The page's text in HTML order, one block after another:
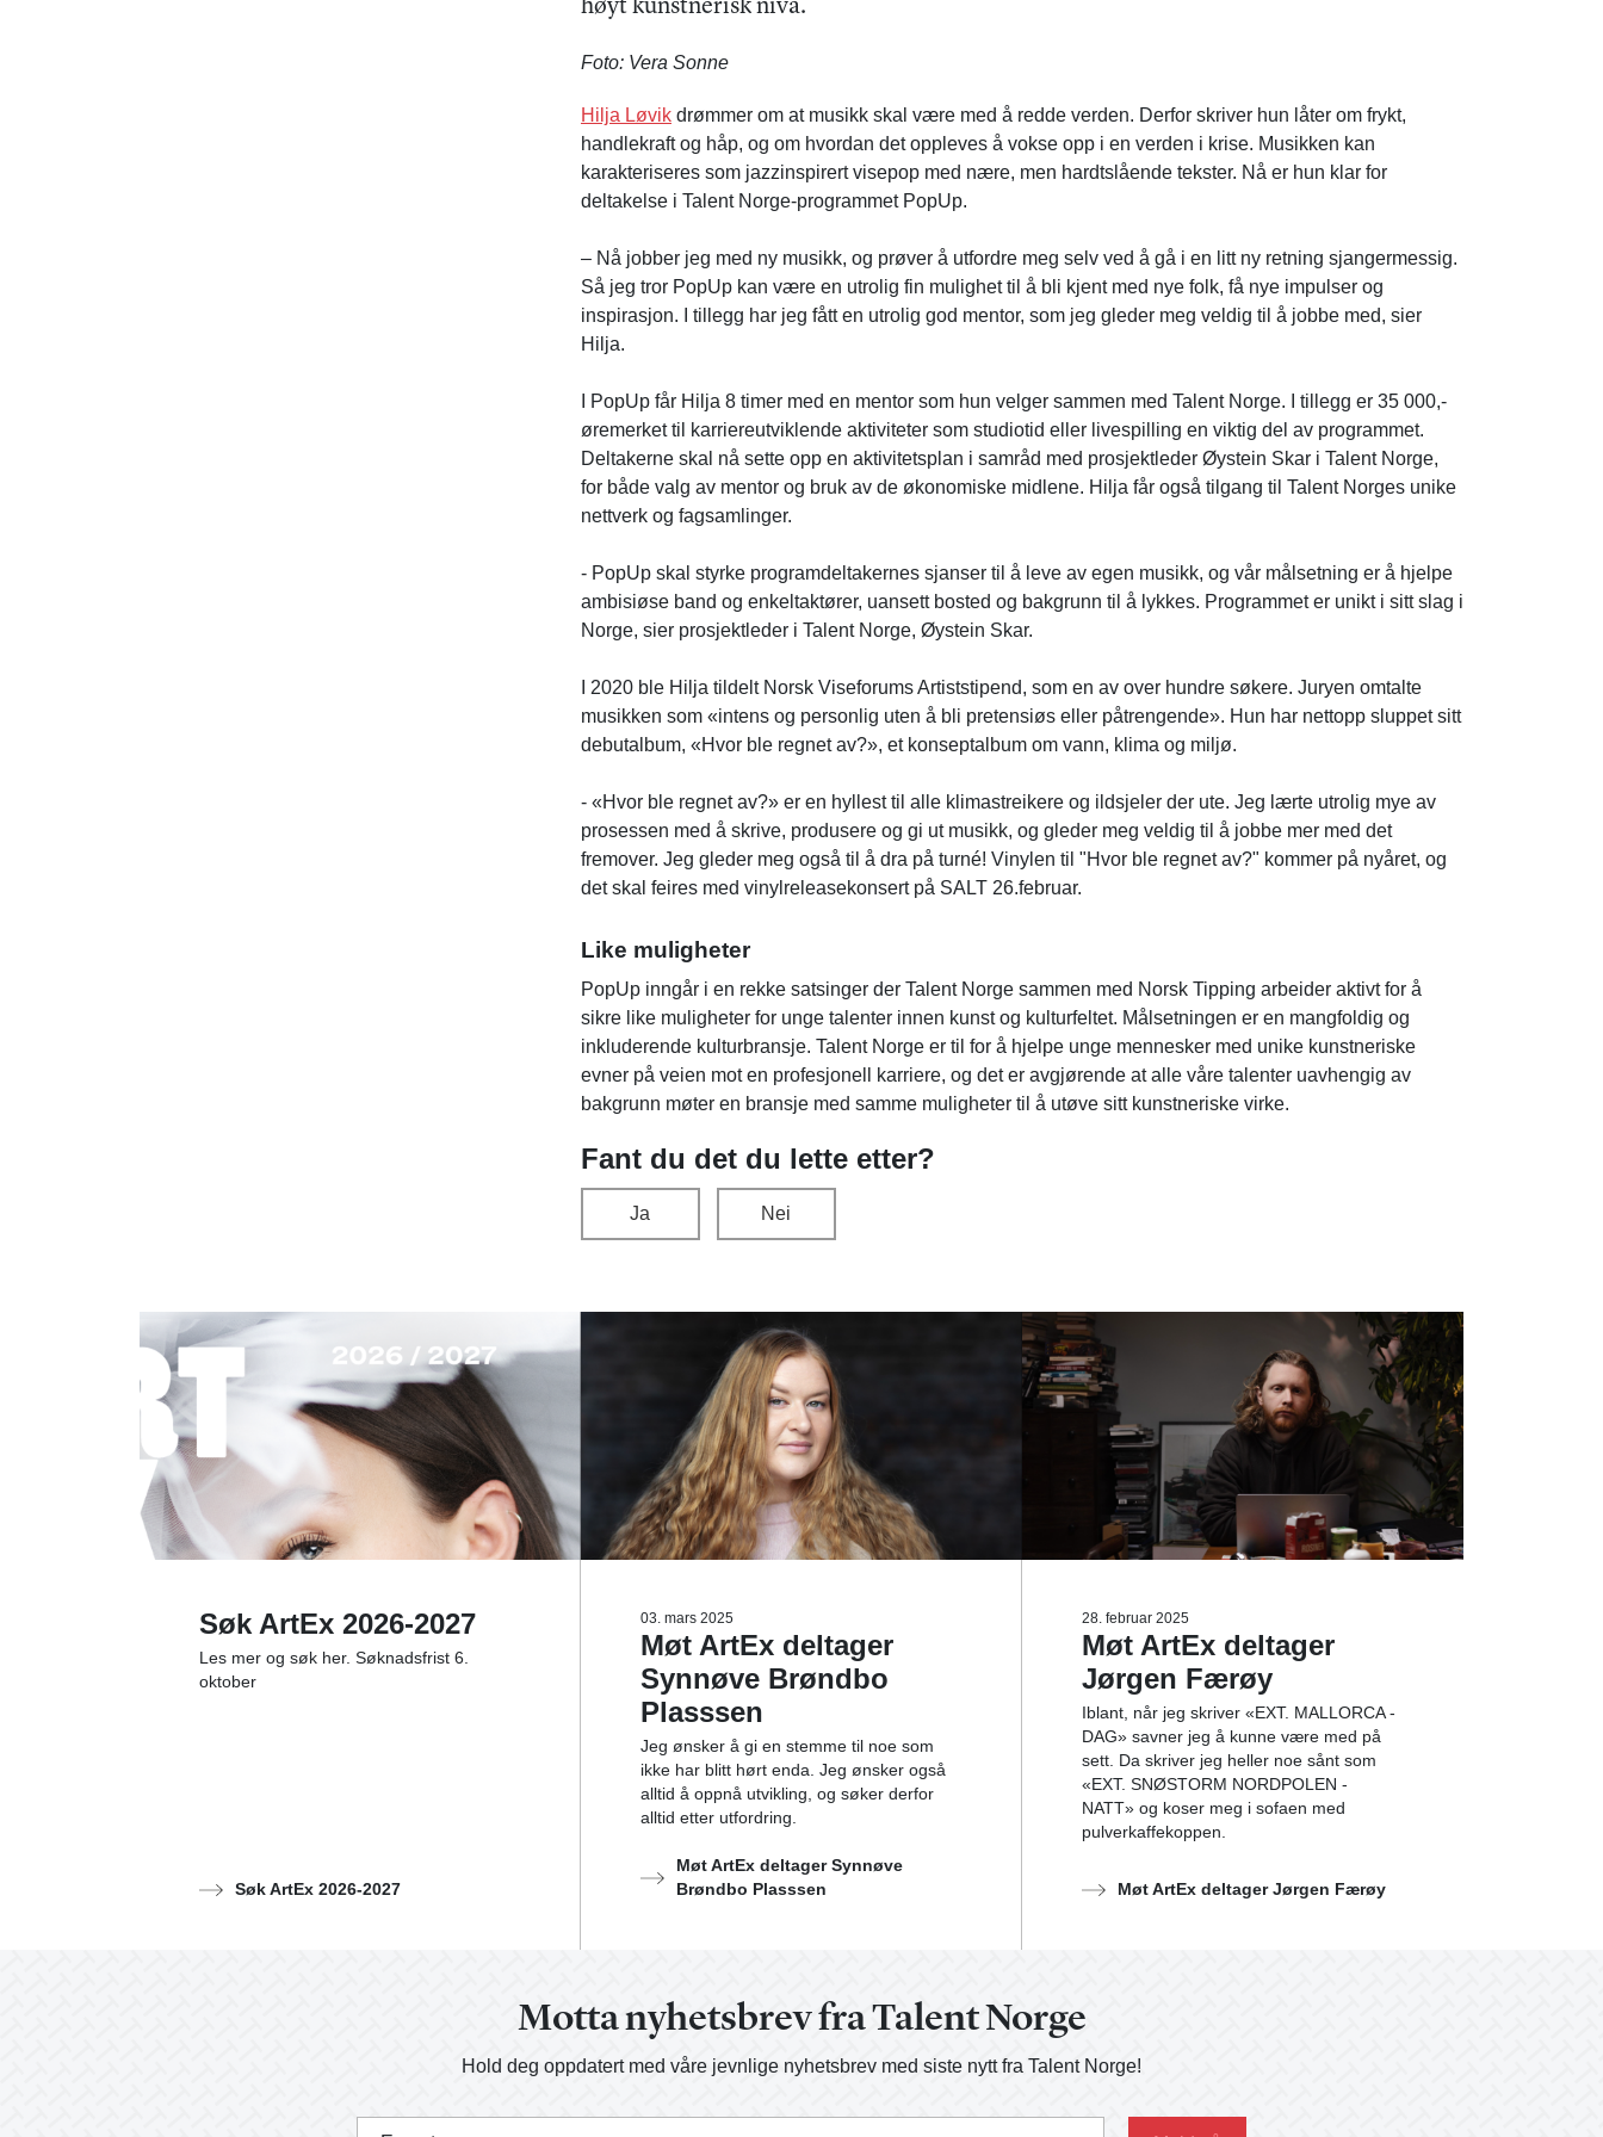
høyt kunstnerisk nivå.
Foto: Vera Sonne
Hilja Løvikdrømmer om at musikk skal være med å redde verden. Derfor skriver hun låter om frykt,
handlekraft og håp, og om hvordan det oppleves å vokse opp i en verden i krise. Musikken kan
karakteriseres som jazzinspirert visepop med nære, men hardtslående tekster. Nå er hun klar for
deltakelse i Talent Norge-programmet PopUp.
– Nå jobber jeg med ny musikk, og prøver å utfordre meg selv ved å gå i en litt ny retning sjangermessig.
Så jeg tror PopUp kan være en utrolig fin mulighet til å bli kjent med nye folk, få nye impulser og
inspirasjon. I tillegg har jeg fått en utrolig god mentor, som jeg gleder meg veldig til å jobbe med, sier
Hilja.
I PopUp får Hilja 8 timer med en mentor som hun velger sammen med Talent Norge. I tillegg er 35 000,-
øremerket til karriereutviklende aktiviteter som studiotid eller livespilling en viktig del av programmet.
Deltakerne skal nå sette opp en aktivitetsplan i samråd med prosjektleder Øystein Skar i Talent Norge,
for både valg av mentor og bruk av de økonomiske midlene. Hilja får også tilgang til Talent Norges unike
nettverk og fagsamlinger.
- PopUp skal styrke programdeltakernes sjanser til å leve av egen musikk, og vår målsetning er å hjelpe
ambisiøse band og enkeltaktører, uansett bosted og bakgrunn til å lykkes. Programmet er unikt i sitt slag i
Norge, sier prosjektleder i Talent Norge, Øystein Skar.
I 2020 ble Hilja tildelt Norsk Viseforums Artiststipend, som en av over hundre søkere. Juryen omtalte
musikken som «intens og personlig uten å bli pretensiøs eller påtrengende». Hun har nettopp sluppet sitt
debutalbum, «Hvor ble regnet av?», et konseptalbum om vann, klima og miljø.
- «Hvor ble regnet av?» er en hyllest til alle klimastreikere og ildsjeler der ute. Jeg lærte utrolig mye av
prosessen med å skrive, produsere og gi ut musikk, og gleder meg veldig til å jobbe mer med det
fremover. Jeg gleder meg også til å dra på turné! Vinylen til "Hvor ble regnet av?" kommer på nyåret, og
det skal feires med vinylreleasekonsert på SALT 26.februar.
Like muligheter
PopUp inngår i en rekke satsinger der Talent Norge sammen med Norsk Tipping arbeider aktivt for å
sikre like muligheter for unge talenter innen kunst og kulturfeltet. Målsetningen er en mangfoldig og
inkluderende kulturbransje. Talent Norge er til for å hjelpe unge mennesker med unike kunstneriske
evner på veien mot en profesjonell karriere, og det er avgjørende at alle våre talenter uavhengig av
bakgrunn møter en bransje med samme muligheter til å utøve sitt kunstneriske virke.
Fant du det du lette etter?
Ja Nei
Søk ArtEx 2026-2027
Les mer og søk her. Søknadsfrist 6.
oktober
Søk ArtEx 2026-2027
03. mars 2025
Møt ArtEx deltager
Synnøve Brøndbo
Plasssen
Jeg ønsker å gi en stemme til noe som
ikke har blitt hørt enda. Jeg ønsker også
alltid å oppnå utvikling, og søker derfor
alltid etter utfordring.
Møt ArtEx deltager Synnøve
Brøndbo Plasssen
28. februar 2025
Møt ArtEx deltager
Jørgen Færøy
Iblant, når jeg skriver «EXT. MALLORCA -
DAG» savner jeg å kunne være med på
sett. Da skriver jeg heller noe sånt som
«EXT. SNØSTORM NORDPOLEN -
NATT» og koser meg i sofaen med
pulverkaffekoppen.
Møt ArtEx deltager Jørgen Færøy
Motta nyhetsbrev fra Talent Norge
Hold deg oppdatert med våre jevnlige nyhetsbrev med siste nytt fra Talent Norge!